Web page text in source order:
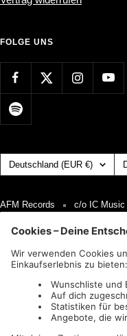
FOLGE UNS
Land/Region Deutschland (EUR €)
AFM Records c/o IC Music